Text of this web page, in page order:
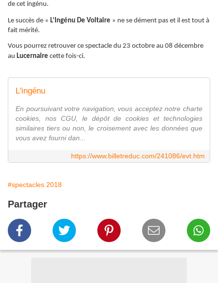
de cet ingénu.
Le succès de « L’Ingénu De Voltaire » ne se dément pas et il est tout à
fait mérité.
Vous pourrez retrouver ce spectacle du 23 octobre au 08 décembre
au Lucernaire cette fois-ci.
L'ingénu
En poursuivant votre navigation, vous acceptez notre charte
cookies, nos CGU, le dépôt de cookies et technologies
similaires tiers ou non, le croisement avec les données que
vous avez fourni dan...
https://www.billetreduc.com/241086/evt.htm
#spectacles 2018
Partager